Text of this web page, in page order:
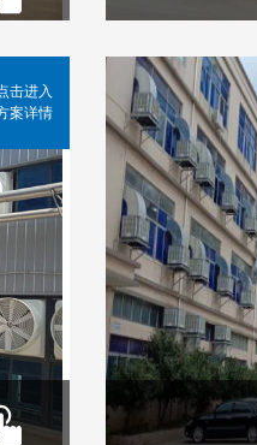
击进入
案详情